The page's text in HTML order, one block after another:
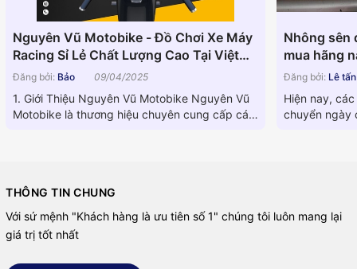
Nguyên Vũ Motobike - Đồ Chơi Xe Máy
Racing Sỉ Lẻ Chất Lượng Cao Tại Việt
Nam
Đăng bởi: Bảo 09/04/2025
1. Giới Thiệu Nguyên Vũ Motobike Nguyên Vũ
Motobike là thương hiệu chuyên cung cấp các
Nhông sên
mua hãng
Đăng bởi: Lê
Hiện nay,
chuyển ngày
THÔNG TIN CHUNG
Với sứ mệnh "Khách hàng là ưu tiên số 1" chúng tôi luôn mang lại
giá trị tốt nhất